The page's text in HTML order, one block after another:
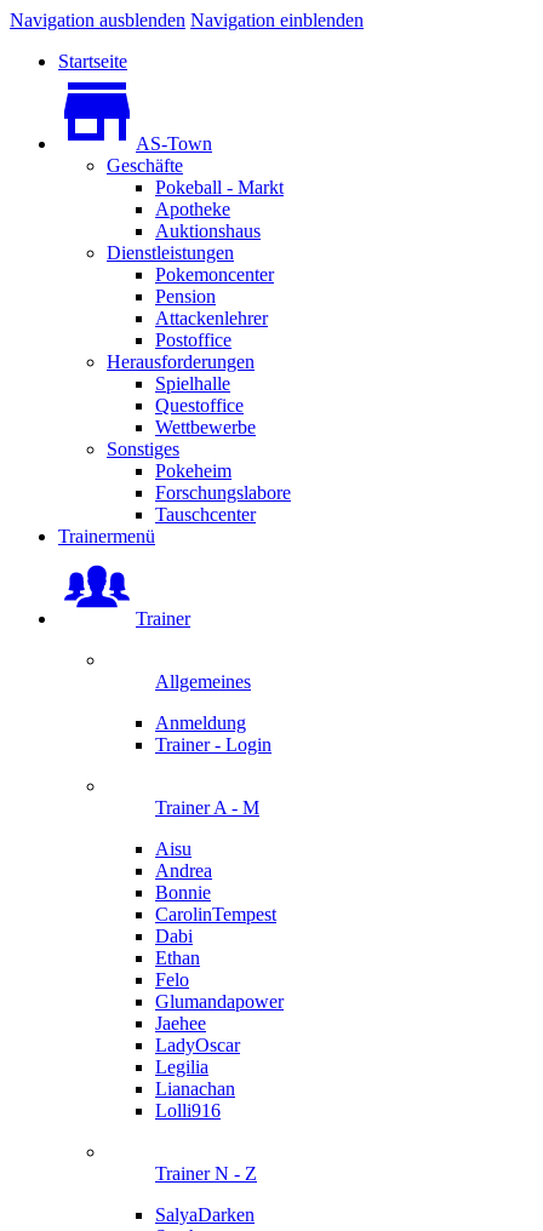
Navigation ausblenden Navigation einblenden
Startseite
AS-Town
Geschäfte
Pokeball - Markt
Apotheke
Auktionshaus
Dienstleistungen
Pokemoncenter
Pension
Attackenlehrer
Postoffice
Herausforderungen
Spielhalle
Questoffice
Wettbewerbe
Sonstiges
Pokeheim
Forschungslabore
Tauschcenter
Trainermenü
Trainer
Allgemeines
Anmeldung
Trainer - Login
Trainer A - M
Aisu
Andrea
Bonnie
CarolinTempest
Dabi
Ethan
Felo
Glumandapower
Jaehee
LadyOscar
Legilia
Lianachan
Lolli916
Trainer N - Z
SalyaDarken